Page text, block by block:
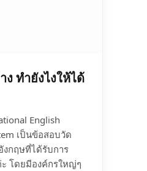
ง ทำยังไงให้ได้
English
เป็นข้อสอบวัด
งกฤษที่ได้รับการ
โดยมีองค์กรใหญ่ๆ